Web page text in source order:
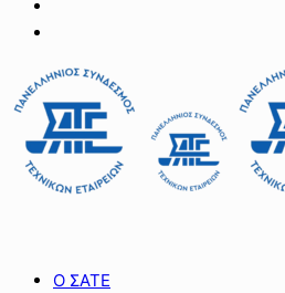
Ο ΣΑΤΕ